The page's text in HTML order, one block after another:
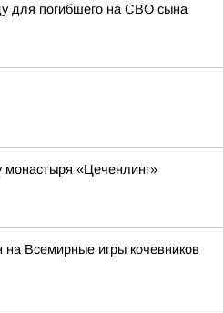
для погибшего на СВО сына
монастыря «Цеченлинг»
на Всемирные игры кочевников